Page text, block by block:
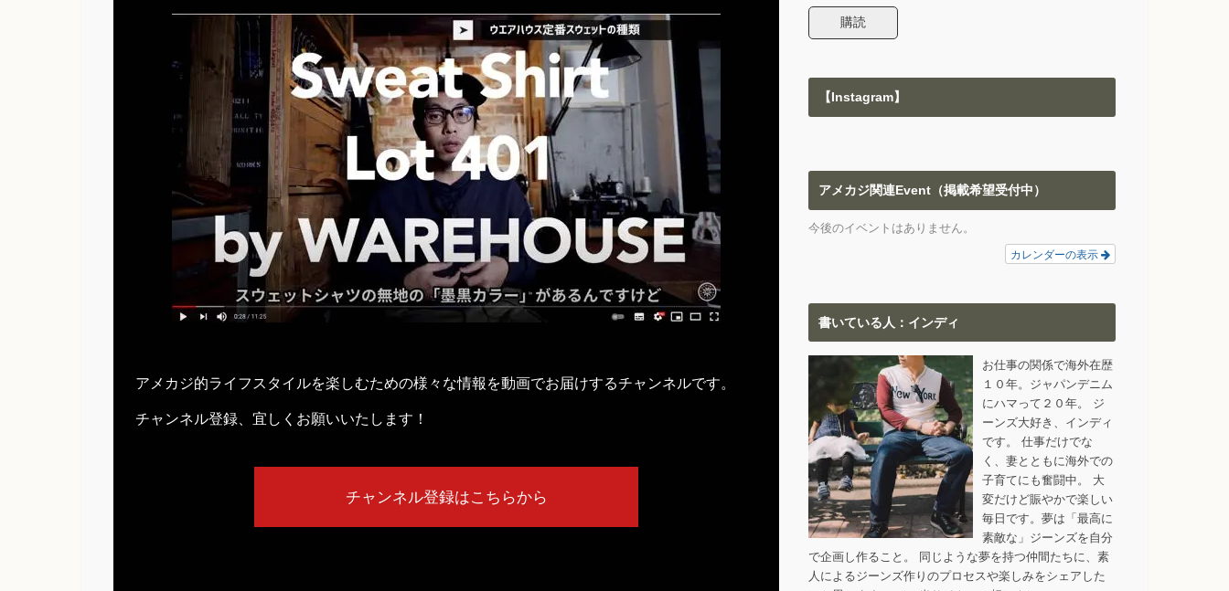
アメカジ的ライフスタイルを楽しむための様々な情報を動画でお届けするチャンネルです。
チャンネル登録、宜しくお願いいたします！
チャンネル登録はこちらから
【Instagram】
アメカジ関連Event（掲載希望受付中）
今後のイベントはありません。
カレンダーの表示
書いている人：インディ
お仕事の関係で海外在歴
１０年。ジャパンデニム
にハマって２０年。 ジ
ーンズ大好き、インディ
です。 仕事だけでな
く、妻とともに海外での
子育てにも奮闘中。 大
変だけど賑やかで楽しい
毎日です。夢は「最高に
素敵な」ジーンズを自分
で企画し作ること。 同じような夢を持つ仲間たちに、素
人によるジーンズ作りのプロセスや楽しみをシェアした